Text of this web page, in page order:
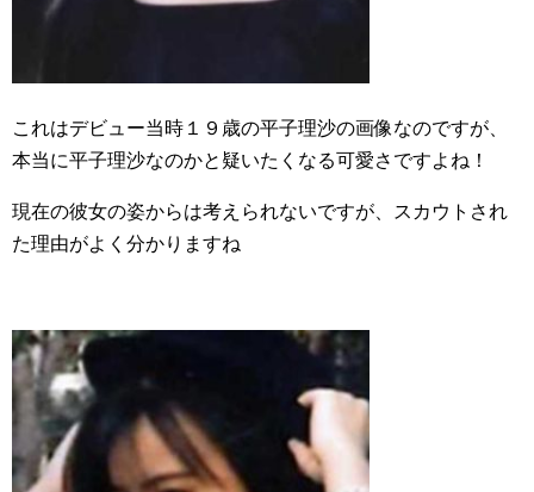
これはデビュー当時１９歳の平子理沙の画像なのですが、
本当に平子理沙なのかと疑いたくなる可愛さですよね！
現在の彼女の姿からは考えられないですが、スカウトされ
た理由がよく分かりますね